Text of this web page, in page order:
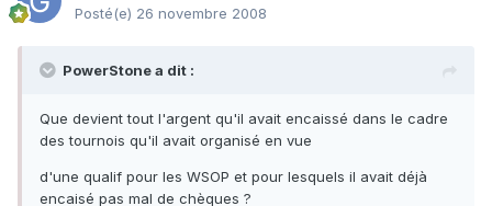
Posté(e) 26 novembre 2008
PowerStone a dit :
Que devient tout l'argent qu'il avait encaissé dans le cadre
des tournois qu'il avait organisé en vue
d'une qualif pour les WSOP et pour lesquels il avait déjà
encaisé pas mal de chèques ?